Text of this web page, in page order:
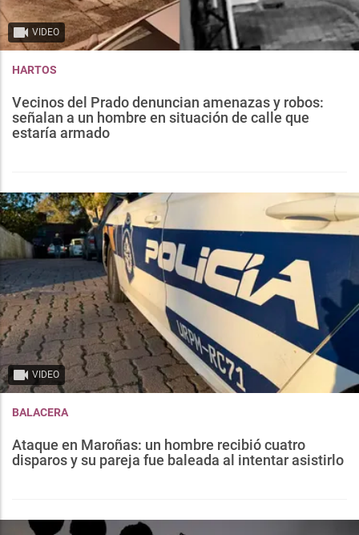
VIDEO
HARTOS
Vecinos del Prado denuncian amenazas y robos:
señalan a un hombre en situación de calle que
estaría armado
VIDEO
BALACERA
Ataque en Maroñas: un hombre recibió cuatro
disparos y su pareja fue baleada al intentar asistirlo